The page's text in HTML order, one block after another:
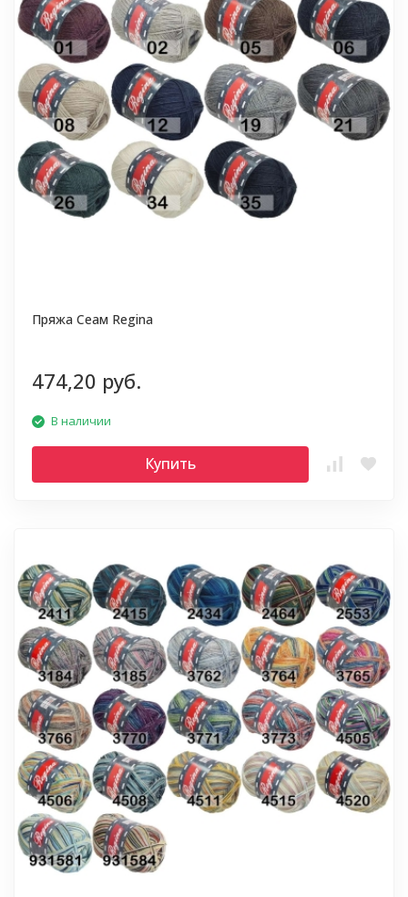
Пряжа Сеам Regina
474,20 руб.
В наличии
Купить